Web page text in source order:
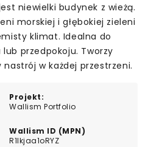
Projekt:
Wallism Portfolio
Wallism ID (MPN)
R1lkjaa1oRYZ
niewielki budynek z wieżą.
morskiej i głębokiej zieleni
klimat. Idealna do
przedpokoju. Tworzy
w każdej przestrzeni.